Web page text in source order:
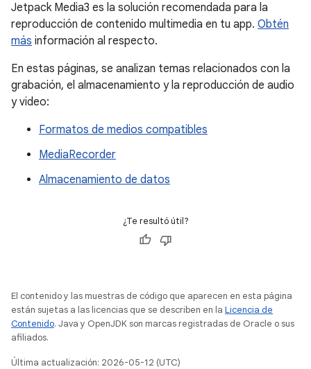
Jetpack Media3 es la solución recomendada para la
reproducción de contenido multimedia en tu app. Obtén
más información al respecto.
En estas páginas, se analizan temas relacionados con la
grabación, el almacenamiento y la reproducción de audio
y video:
Formatos de medios compatibles
MediaRecorder
Almacenamiento de datos
¿Te resultó útil?
El contenido y las muestras de código que aparecen en esta página
están sujetas a las licencias que se describen en la Licencia de
Contenido. Java y OpenJDK son marcas registradas de Oracle o sus
afiliados.
Última actualización: 2026-05-12 (UTC)